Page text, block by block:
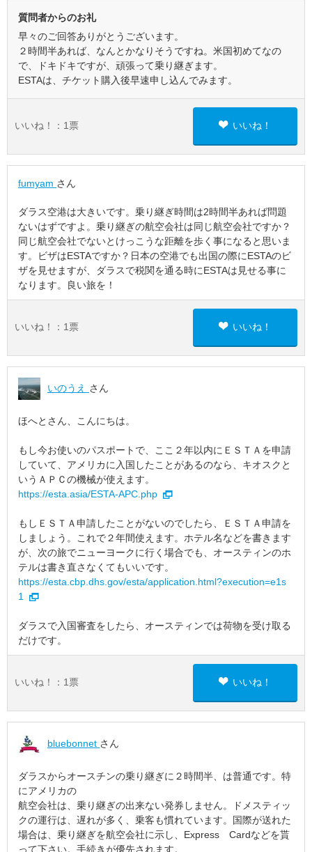
質問者からのお礼
早々のご回答ありがとうございます。
２時間半あれば、なんとかなりそうですね。米国初めてなの
で、ドキドキですが、頑張って乗り継ぎます。
ESTAは、チケット購入後早速申し込んでみます。
いいね！： 1 票 いいね！
fumyam さん
ダラス空港は大きいです。乗り継ぎ時間は2時間半あれば問題
ないはずですよ。乗り継ぎの航空会社は同じ航空会社ですか？
同じ航空会社でないとけっこうな距離を歩く事になると思いま
す。ビザはESTAですか？日本の空港でも出国の際にESTAのビ
ザを見せますが、ダラスで税関を通る時にESTAは見せる事に
なります。良い旅を！
いいね！： 1 票 いいね！
いのうえ さん
ほへとさん、こんにちは。
もし今お使いのパスポートで、ここ２年以内にＥＳＴＡを申請
していて、アメリカに入国したことがあるのなら、キオスクと
いうＡＰＣの機械が使えます。
https://esta.asia/ESTA-APC.php
もしＥＳＴＡ申請したことがないのでしたら、ＥＳＴＡ申請を
しましょう。これで２年間使えます。ホテル名などを書きます
が、次の旅でニューヨークに行く場合でも、オースティンのホ
テルは書き直さなくてもいいです。
https://esta.cbp.dhs.gov/esta/application.html?execution=e1s
1
ダラスで入国審査をしたら、オースティンでは荷物を受け取る
だけです。
いいね！： 1 票 いいね！
bluebonnet さん
ダラスからオースチンの乗り継ぎに２時間半、は普通です。特
にアメリカの
航空会社は、乗り継ぎの出来ない発券しません。ドメスティッ
クの運行は、遅れが多く、乗客も慣れています。国際が送れた
場合は、乗り継ぎを航空会社に示し、Express Cardなどを貰
って下さい。手続きが優先されます。